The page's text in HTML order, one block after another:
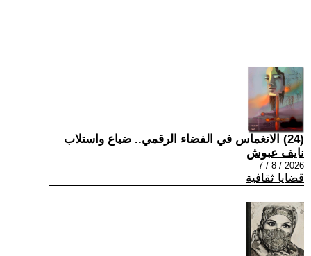
(24) الانغماس في الفضاء الرقمي.. ضياع واستلاب
نايف عبوش
2026 / 8 / 7
قضايا ثقافية